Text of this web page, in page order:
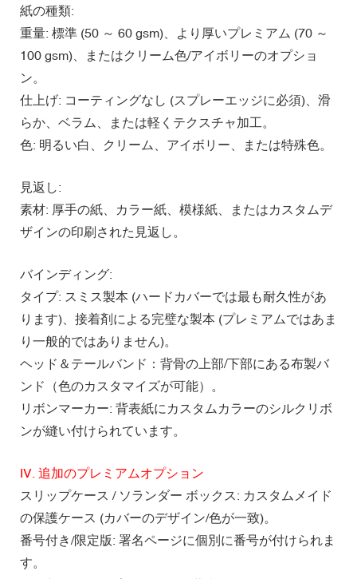
紙の種類:
重量: 標準 (50 ～ 60 gsm)、より厚いプレミアム (70 ～
100 gsm)、またはクリーム色/アイボリーのオプショ
ン。
仕上げ: コーティングなし (スプレーエッジに必須)、滑
らか、ベラム、または軽くテクスチャ加工。
色: 明るい白、クリーム、アイボリー、または特殊色。
見返し:
素材: 厚手の紙、カラー紙、模様紙、またはカスタムデ
ザインの印刷された見返し。
バインディング:
タイプ: スミス製本 (ハードカバーでは最も耐久性があ
ります)、接着剤による完璧な製本 (プレミアムではあま
り一般的ではありません)。
ヘッド＆テールバンド：背骨の上部/下部にある布製バ
ンド（色のカスタマイズが可能）。
リボンマーカー: 背表紙にカスタムカラーのシルクリボ
ンが縫い付けられています。
IV. 追加のプレミアムオプション
スリップケース / ソランダー ボックス: カスタムメイド
の保護ケース (カバーのデザイン/色が一致)。
番号付き/限定版: 署名ページに個別に番号が付けられま
す。